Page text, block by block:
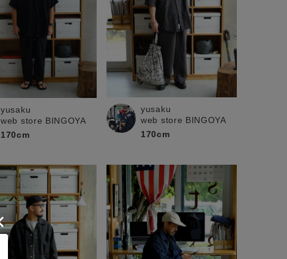
yusaku
web store BINGOYA
170cm
yusaku
web store BINGOYA
170cm